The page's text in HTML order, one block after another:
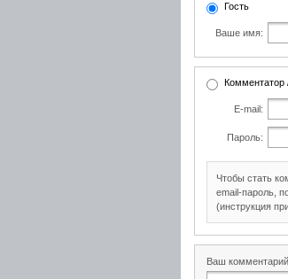
Гость
Ваше имя:
Комментатор
E-mail:
Пароль:
Чтобы стать
email-пароль,
(инструкция
Ваш комментарий